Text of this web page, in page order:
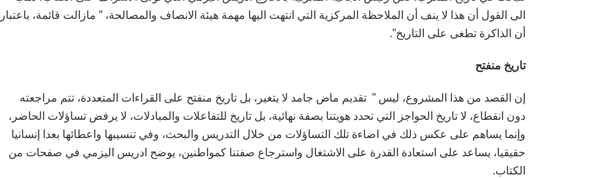
الى القول أن هذا لا ينف أن الملاحظة المركزية التي انتهت اليها مهمة هيئة الانصاف والمصالحة، ” مازالت قائمة، باعتبار
أن الذاكرة تطغى على التاريخ”.
تاريخ منفتح
إن القصد من هذا المشروع، ليس ” تقديم ماض جامد لا يتغير، بل تاريخ منفتح على القراءات المتعددة، تتم مراجعته
دون انقطاع، لا تاريخ الحواجز التي تحدد هويتنا بصفة نهائية، بل تاريخ للتفاعلات والمبادلات، لا يرفض تساؤلات الحاضر،
وإنما يساهم على عكس ذلك في اضاءة تلك التساؤلات من خلال التدريس والبحث، وفي تنسيبها واعطائها بعدا إنسانيا
حقيقيا، يساعد على استعادة القدرة على الاشتغال واسترجاع صفتنا كمواطنين، يوضح ادريس اليزمي في صفحات من
الكتاب.